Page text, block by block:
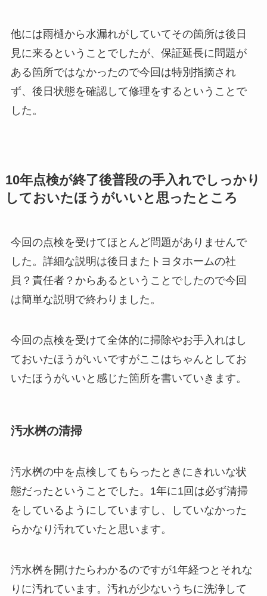
他には雨樋から水漏れがしていてその箇所は後日
見に来るということでしたが、保証延長に問題が
ある箇所ではなかったので今回は特別指摘され
ず、後日状態を確認して修理をするということで
した。
10年点検が終了後普段の手入れでしっかり
しておいたほうがいいと思ったところ
今回の点検を受けてほとんど問題がありませんで
した。詳細な説明は後日またトヨタホームの社
員？責任者？からあるということでしたので今回
は簡単な説明で終わりました。
今回の点検を受けて全体的に掃除やお手入れはし
ておいたほうがいいですがここはちゃんとしてお
いたほうがいいと感じた箇所を書いていきます。
汚水桝の清掃
汚水桝の中を点検してもらったときにきれいな状
態だったということでした。1年に1回は必ず清掃
をしているようにしていますし、していなかった
らかなり汚れていたと思います。
汚水桝を開けたらわかるのですが1年経つとそれな
りに汚れています。汚れが少ないうちに洗浄して